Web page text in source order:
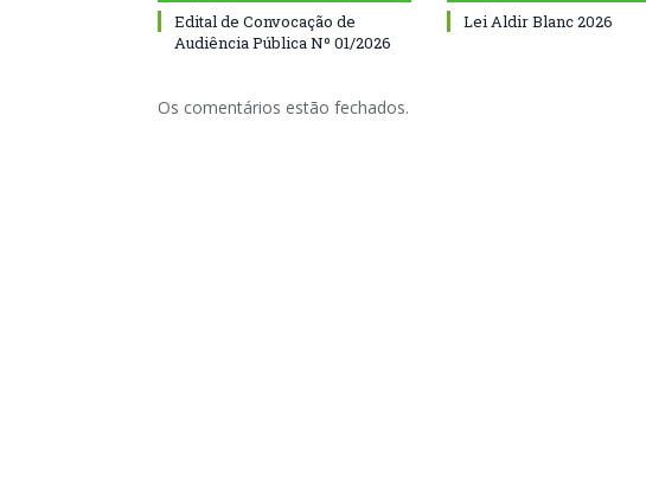
Edital de Convocação de
Audiência Pública Nº 01/2026
Lei Aldir Blanc 2026
Os comentários estão fechados.